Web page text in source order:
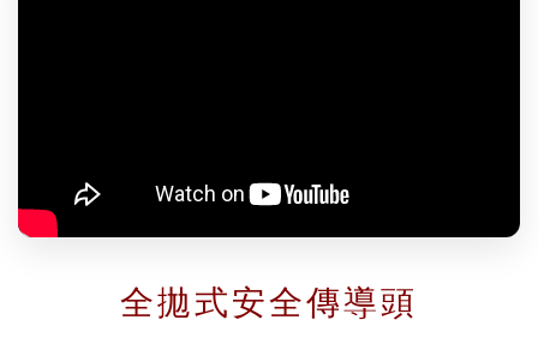
全拋式安全傳導頭